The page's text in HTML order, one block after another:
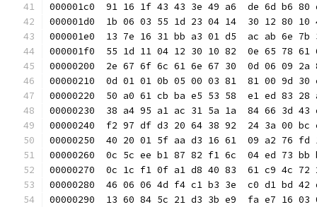
000001c0  91 16 1f 43 43 3e 49 a6  de 6d b6
000001d0  1b 06 03 55 1d 23 04 14  30 12 80
000001e0  13 7e 16 31 bb a3 01 d5  ac ab
000001f0  55 1d 11 04 12 30 10 82  0e 65 78
00000200  2e 67 6f 6c 61 6e 67 30  0d 06 09
00000210  0d 01 01 0b 05 00 03 81  81 00
00000220  50 a0 61 cb ba e5 53 58  e1 ed 83
00000230  38 a4 95 a1 ac 31 5a 1a  84 66 3d
00000240  f2 97 df d3 20 64 38 92  24 3a
00000250  40 20 01 5f aa d3 16 61  09 a2
00000260  0c 5c ee b1 87 82 f1 6c  04 ed
00000270  0c 1c f1 0f a1 d8 40 83  61 c9 4c
00000280  46 06 06 4d f4 c1 b3 3e  c0 d1 bd
00000290  13 60 84 5c 21 d3 3b e9  fa e7